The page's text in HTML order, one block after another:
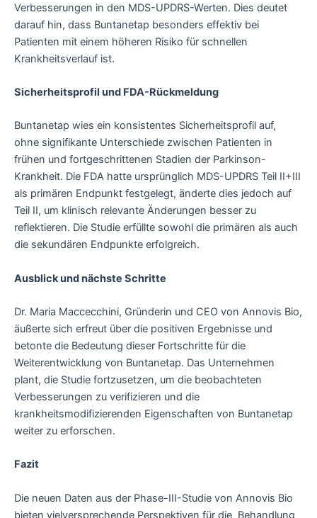
Verbesserungen in den MDS-UPDRS-Werten. Dies deutet
darauf hin, dass Buntanetap besonders effektiv bei
Patienten mit einem höheren Risiko für schnellen
Krankheitsverlauf ist.
Sicherheitsprofil und FDA-Rückmeldung
Buntanetap wies ein konsistentes Sicherheitsprofil auf,
ohne signifikante Unterschiede zwischen Patienten in
frühen und fortgeschrittenen Stadien der Parkinson-
Krankheit. Die FDA hatte ursprünglich MDS-UPDRS Teil II+III
als primären Endpunkt festgelegt, änderte dies jedoch auf
Teil II, um klinisch relevante Änderungen besser zu
reflektieren. Die Studie erfüllte sowohl die primären als auch
die sekundären Endpunkte erfolgreich.
Ausblick und nächste Schritte
Dr. Maria Maccecchini, Gründerin und CEO von Annovis Bio,
äußerte sich erfreut über die positiven Ergebnisse und
betonte die Bedeutung dieser Fortschritte für die
Weiterentwicklung von Buntanetap. Das Unternehmen
plant, die Studie fortzusetzen, um die beobachteten
Verbesserungen zu verifizieren und die
krankheitsmodifizierenden Eigenschaften von Buntanetap
weiter zu erforschen.
Fazit
Die neuen Daten aus der Phase-III-Studie von Annovis Bio
bieten vielversprechende Perspektiven für die Behandlung